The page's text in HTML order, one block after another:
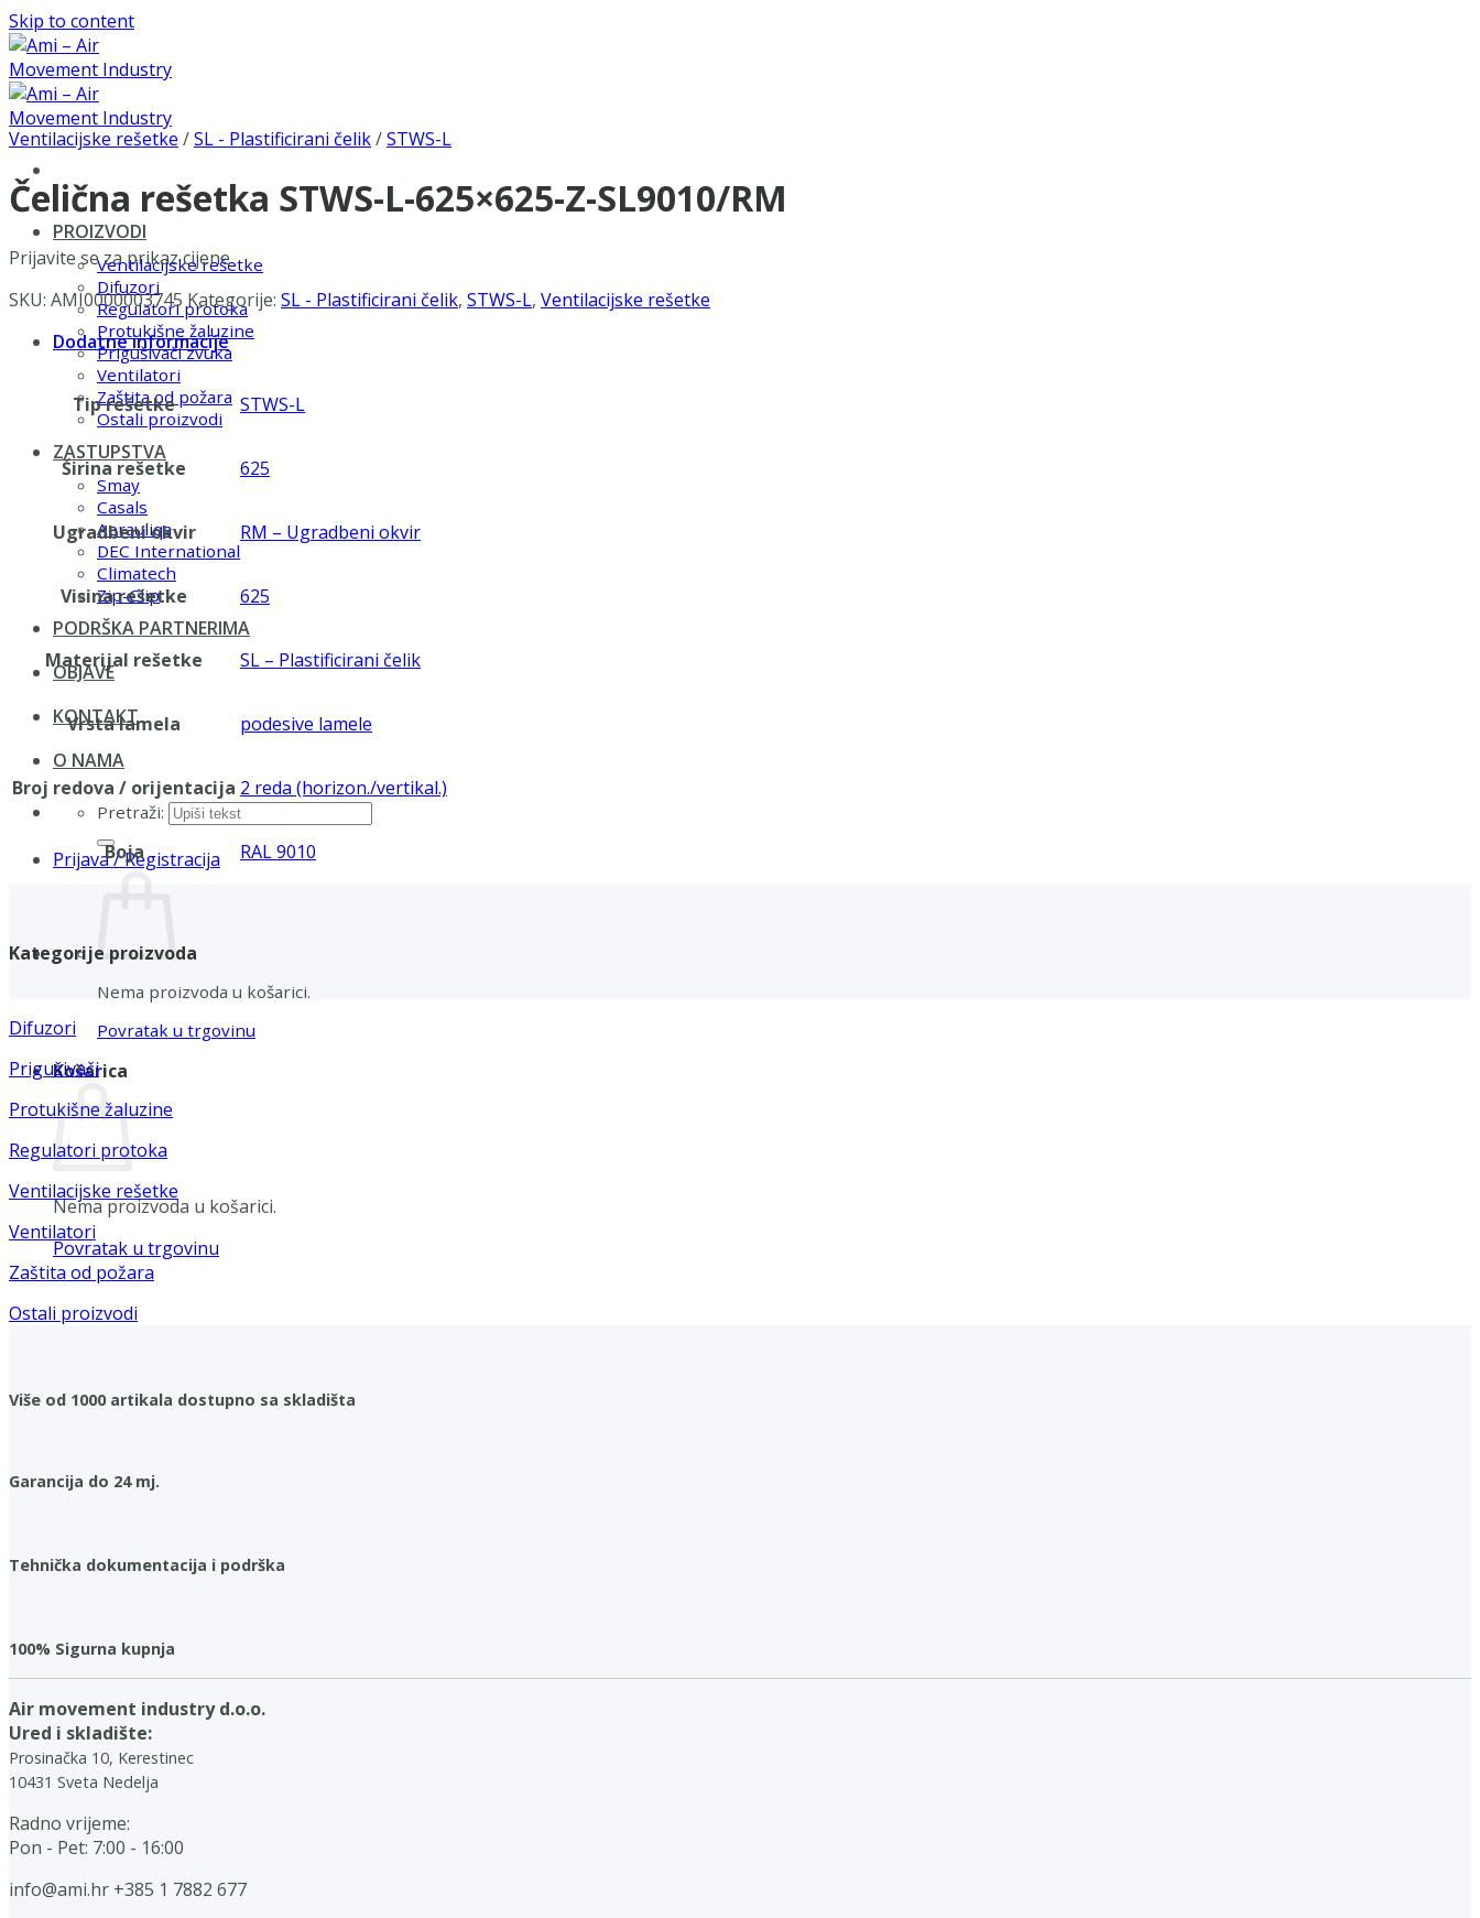
Skip to content
PROIZVODI
Ventilacijske rešetke
Difuzori
Regulatori protoka
Protukišne žaluzine
Prigušivači zvuka
Ventilatori
Zaštita od požara
Ostali proizvodi
ZASTUPSTVA
Smay
Casals
Aerauliqa
DEC International
Climatech
Zip-Clip
PODRŠKA PARTNERIMA
OBJAVE
KONTAKT
O NAMA
Pretraži:
Prijava / Registracija
Nema proizvoda u košarici.
Povratak u trgovinu
Košarica
Nema proizvoda u košarici.
Povratak u trgovinu
Ventilacijske rešetke /SL - Plastificirani čelik/STWS-L
Čelična rešetka STWS-L-625×625-Z-SL9010/RM
Prijavite se za prikaz cijene
SKU: AMI0000003745 Kategorije: SL - Plastificirani čelik, STWS-L, Ventilacijske rešetke
Dodatne informacije
Tip rešetke STWS-L
Širina rešetke 625
Ugradbeni okvir RM – Ugradbeni okvir
Visina rešetke 625
Materijal rešetke SL – Plastificirani čelik
Vrsta lamela podesive lamele
Broj redova / orijentacija 2 reda (horizon./vertikal.)
Boja RAL 9010
Kategorije proizvoda
Difuzori
Prigušivači
Protukišne žaluzine
Regulatori protoka
Ventilacijske rešetke
Ventilatori
Zaštita od požara
Ostali proizvodi
Više od 1000 artikala dostupno sa skladišta
Garancija do 24 mj.
Tehnička dokumentacija i podrška
100% Sigurna kupnja
Air movement industry d.o.o.
Ured i skladište:
Prosinačka 10, Kerestinec
10431 Sveta Nedelja
Radno vrijeme:
Pon - Pet: 7:00 - 16:00
info@ami.hr +385 1 7882 677